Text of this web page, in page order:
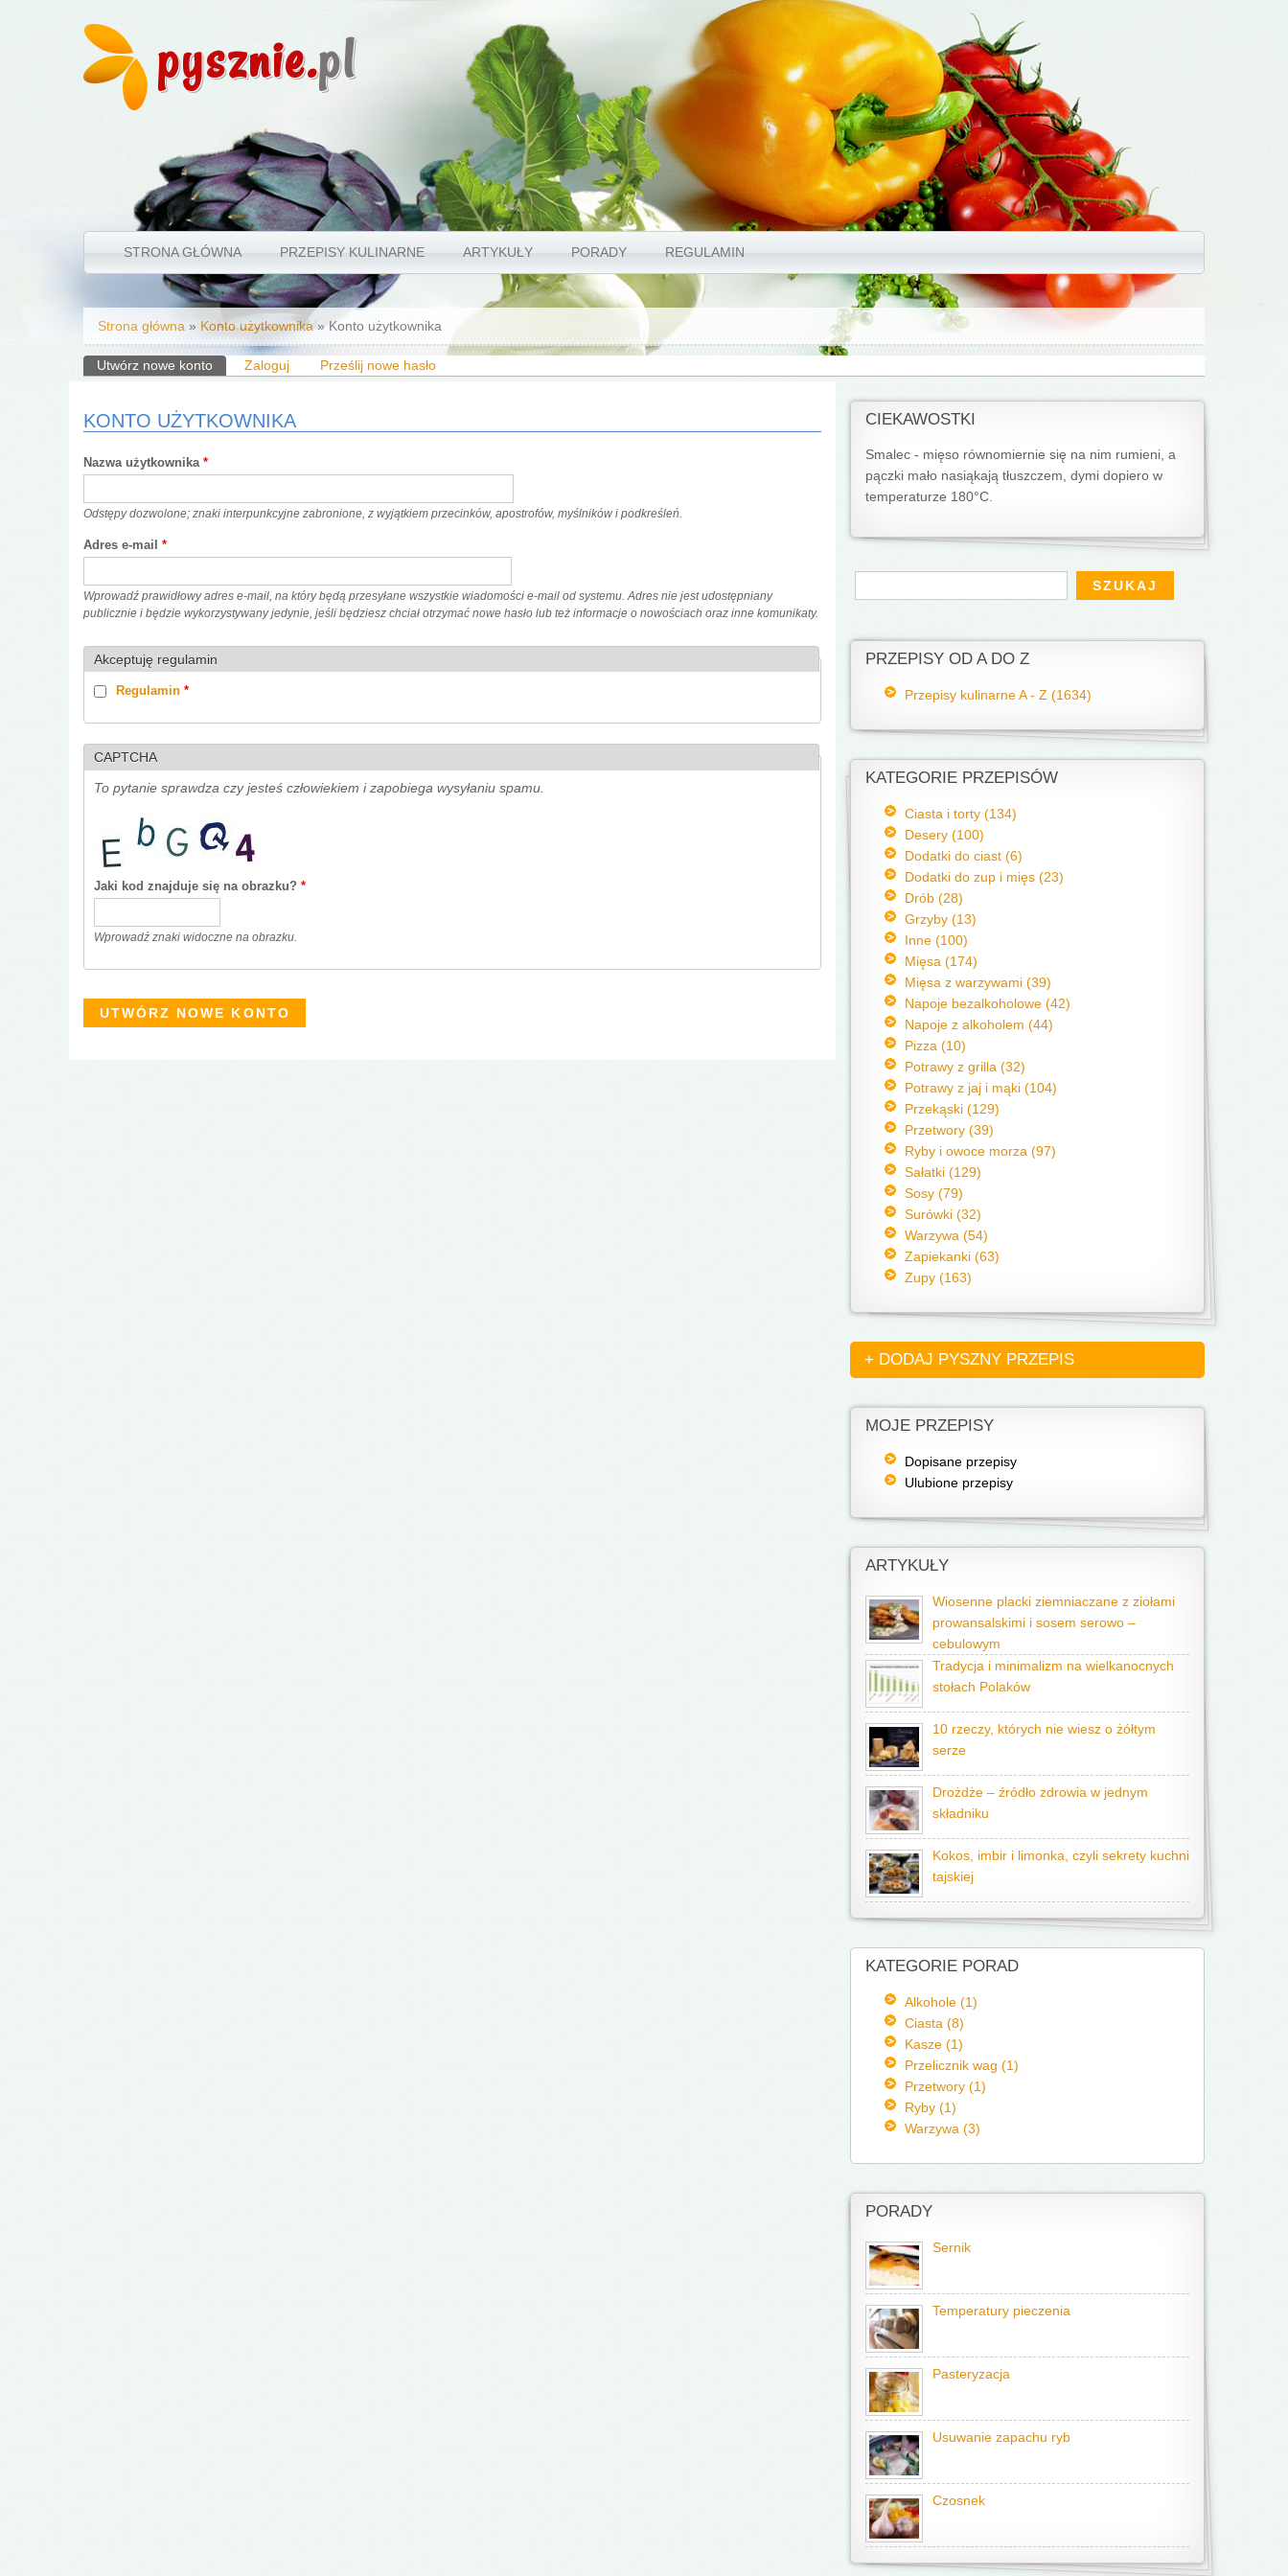
pysznie.pl
STRONA GŁÓWNA PRZEPISY KULINARNE ARTYKUŁY PORADY REGULAMIN
Jesteś tutaj
Strona główna » Konto użytkownika » Konto użytkownika
Karty podstawowe
Utwórz nowe konto(aktywna karta)
Zaloguj Prześlij nowe hasło
KONTO UŻYTKOWNIKA
Nazwa użytkownika *
Odstępy dozwolone; znaki interpunkcyjne zabronione, z wyjątkiem przecinków, apostrofów, myślników i podkreśleń.
Adres e-mail *
Wprowadź prawidłowy adres e-mail, na który będą przesyłane wszystkie wiadomości e-mail od systemu. Adres nie jest udostępniany
publicznie i będzie wykorzystywany jedynie, jeśli będziesz chciał otrzymać nowe hasło lub też informacje o nowościach oraz inne komunikaty.
Akceptuję regulamin
Regulamin *
CAPTCHA
To pytanie sprawdza czy jesteś człowiekiem i zapobiega wysyłaniu spamu.
Jaki kod znajduje się na obrazku? *
Wprowadź znaki widoczne na obrazku.
CIEKAWOSTKI
Smalec - mięso równomiernie się na nim rumieni, a
pączki mało nasiąkają tłuszczem, dymi dopiero w
temperaturze 180°C.
Formularz wyszukiwania
Szukaj
PRZEPISY OD A DO Z
Przepisy kulinarne A - Z (1634)
KATEGORIE PRZEPISÓW
Ciasta i torty (134)
Desery (100)
Dodatki do ciast (6)
Dodatki do zup i mięs (23)
Drób (28)
Grzyby (13)
Inne (100)
Mięsa (174)
Mięsa z warzywami (39)
Napoje bezalkoholowe (42)
Napoje z alkoholem (44)
Pizza (10)
Potrawy z grilla (32)
Potrawy z jaj i mąki (104)
Przekąski (129)
Przetwory (39)
Ryby i owoce morza (97)
Sałatki (129)
Sosy (79)
Surówki (32)
Warzywa (54)
Zapiekanki (63)
Zupy (163)
+ DODAJ PYSZNY PRZEPIS
MOJE PRZEPISY
Dopisane przepisy
Ulubione przepisy
ARTYKUŁY
Wiosenne placki ziemniaczane z ziołami
prowansalskimi i sosem serowo –
cebulowym
Tradycja i minimalizm na wielkanocnych
stołach Polaków
10 rzeczy, których nie wiesz o żółtym
serze
Drożdże – źródło zdrowia w jednym
składniku
Kokos, imbir i limonka, czyli sekrety kuchni
tajskiej
KATEGORIE PORAD
Alkohole (1)
Ciasta (8)
Kasze (1)
Przelicznik wag (1)
Przetwory (1)
Ryby (1)
Warzywa (3)
PORADY
Sernik
Temperatury pieczenia
Pasteryzacja
Usuwanie zapachu ryb
Czosnek